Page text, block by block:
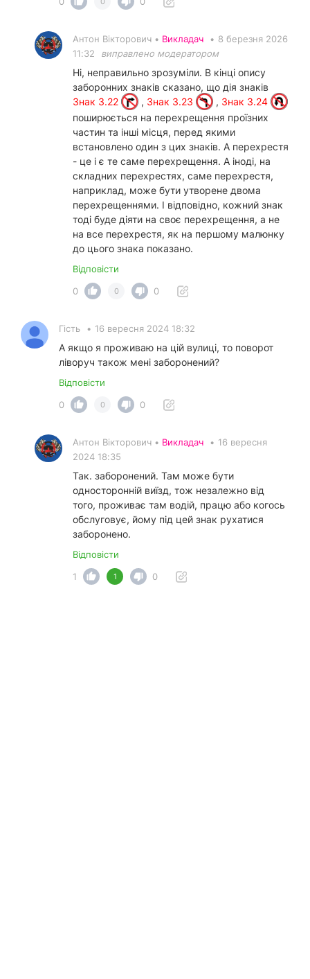
Антон Вікторович • Викладач • 8 березня 2026
11:32
виправлено модератором
Ні, неправильно зрозуміли. В кінці опису
заборонних знаків сказано, що дія знаків
Знак 3.22
, Знак 3.23 , Знак 3.24
поширюється на перехрещення проїзних
частин та інші місця, перед якими
встановлено один з цих знаків. А перехрестя
- це і є те саме перехрещення. А іноді, на
складних перехрестях, саме перехрестя,
наприклад, може бути утворене двома
перехрещеннями. І відповідно, кожний знак
тоді буде діяти на своє перехрещення, а не
на все перехрестя, як на першому малюнку
до цього знака показано.
Відповісти
0
0 0
Гість • 16 вересня 2024 18:32
А якщо я проживаю на цій вулиці, то поворот
ліворуч також мені заборонений?
Відповісти
0
0 0
Антон Вікторович • Викладач • 16 вересня
2024 18:35
Так. заборонений. Там може бути
односторонній виїзд, тож незалежно від
того, проживає там водій, працю або когось
обслуговує, йому під цей знак рухатися
заборонено.
Відповісти
1
1 0